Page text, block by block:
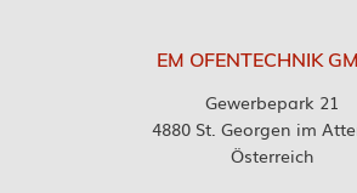
EM OFENTECHNIK
Gewerbepark 21
4880 St. Georgen im
Österreich